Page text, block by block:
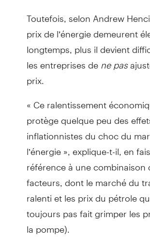
Toutefois, selon Andrew
prix de l’énergie demeurent
longtemps, plus il devient
les entreprises dene pas
prix.
« Ce ralentissement
protège quelque peu des
inflationnistes du choc du
l’énergie », explique-t-il, en
référence à une combinaison
facteurs, dont le marché du
ralenti et les prix du pétrole
toujours pas fait grimper les
la pompe).